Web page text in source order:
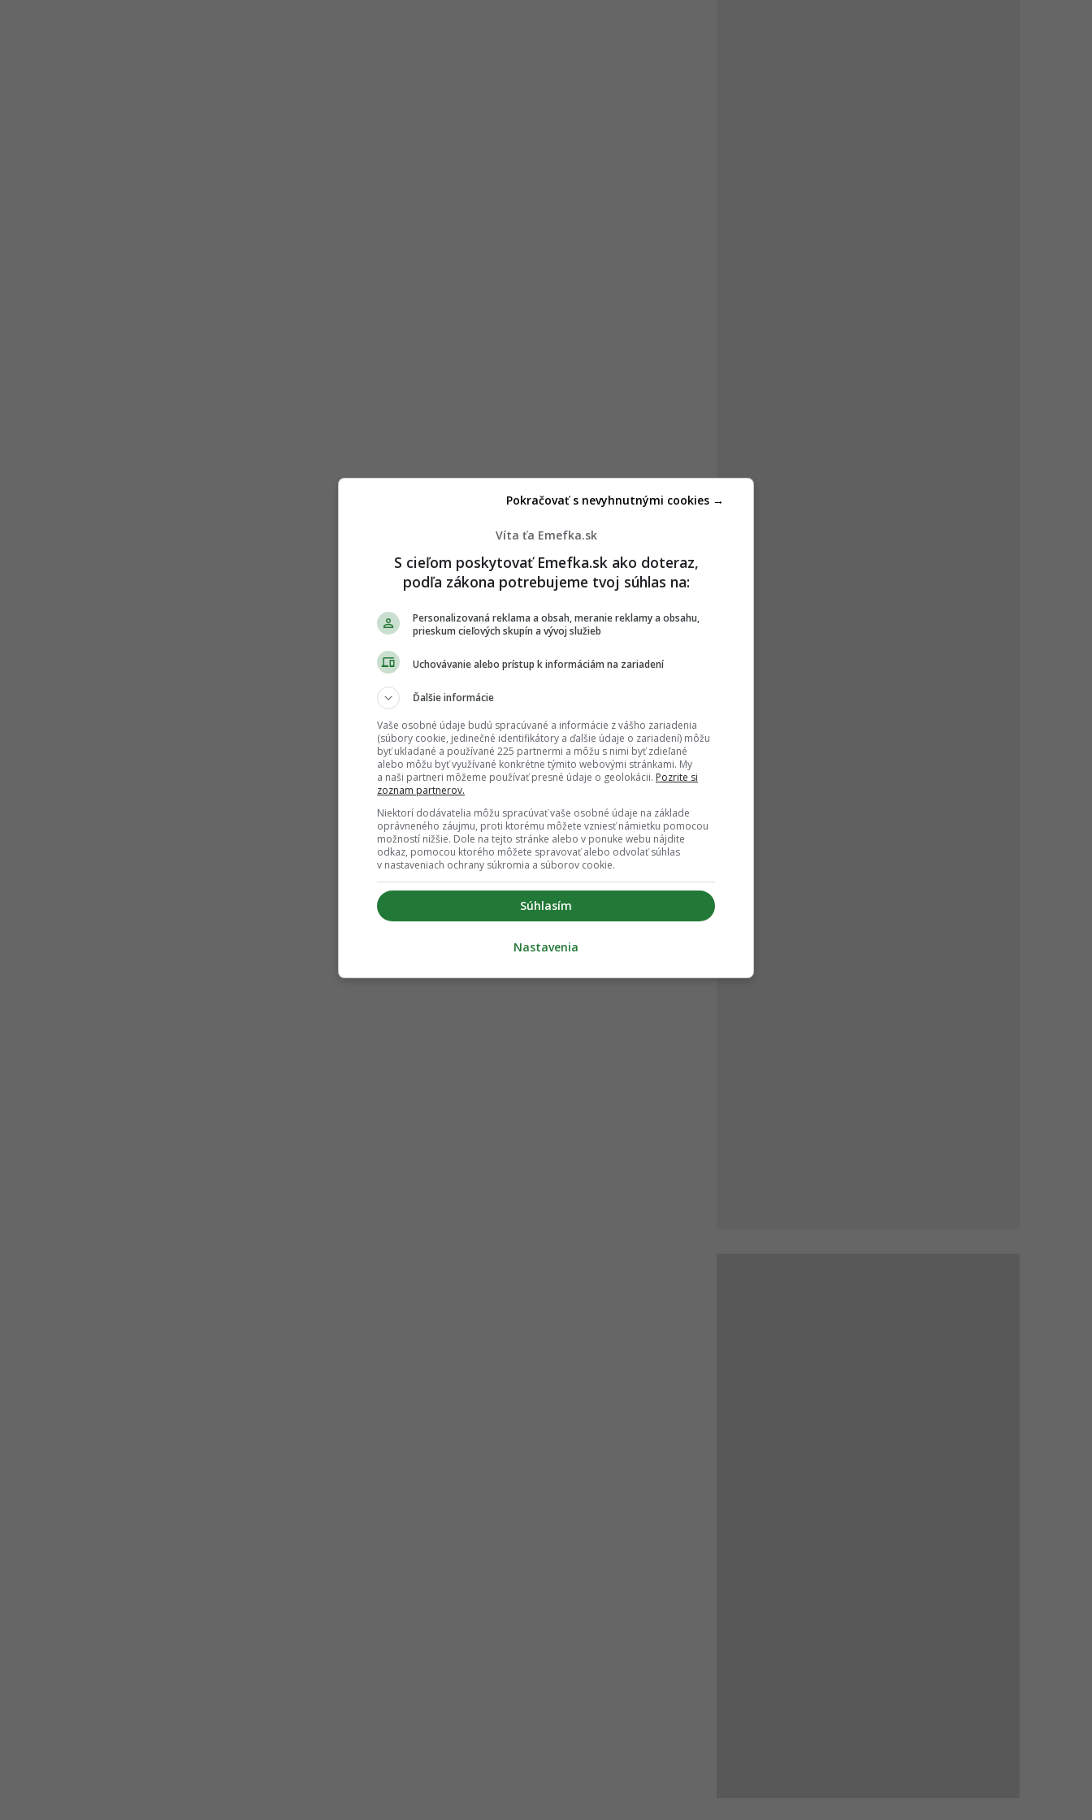
Víta ťa Emefka.sk
S cieľom poskytovať Emefka.sk ako doteraz,
podľa zákona potrebujeme tvoj súhlas na:
Personalizovaná reklama a obsah, meranie reklamy a obsahu,
prieskum cieľových skupín a vývoj služieb
Uchovávanie alebo prístup k informáciám na zariadení
Ďalšie informácie
Vaše osobné údaje budú spracúvané a informácie z vášho zariadenia
(súbory cookie, jedinečné identifikátory a ďalšie údaje o zariadení) môžu
byť ukladané a používané 225 partnermi a môžu s nimi byť zdieľané
alebo môžu byť využívané konkrétne týmito webovými stránkami. My
a naši partneri môžeme používať presné údaje o geolokácii. Pozrite si
zoznam partnerov.
Niektorí dodávatelia môžu spracúvať vaše osobné údaje na základe
oprávneného záujmu, proti ktorému môžete vzniesť námietku pomocou
možností nižšie. Dole na tejto stránke alebo v ponuke webu nájdite
odkaz, pomocou ktorého môžete spravovať alebo odvolať súhlas
v nastaveniach ochrany súkromia a súborov cookie.
Súhlasím
Pokračovať s nevyhnutnými cookies →
Nastavenia